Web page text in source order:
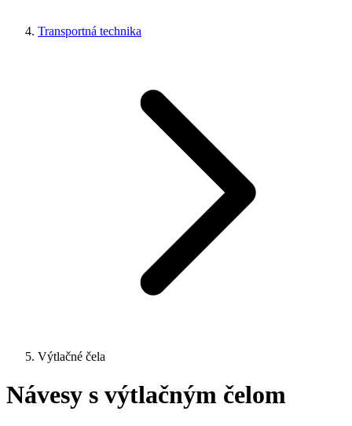
Transportná technika
Výtlačné čela
Návesy s výtlačným čelom